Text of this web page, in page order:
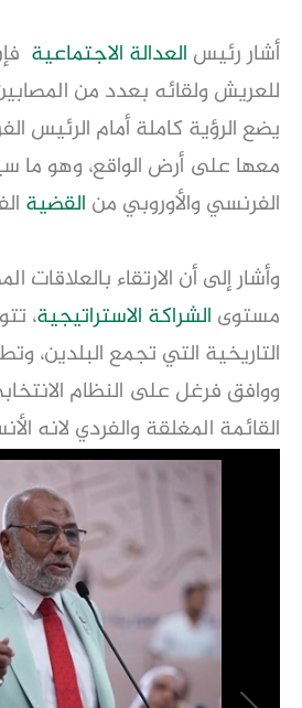
أشار رئيس العدالة الاجتماعية
للعريش ولقائه بعدد من
يضع الرؤية كاملة أمام الرئيس
معها على أرض الواقع، وهو ما
الفرنسي والأوروبي من القضية
وأشار إلى أن الارتقاء بالعلاقات
مستوى الشراكة الاستراتيجية،
التاريخية التي تجمع البلدين،
ووافق فرغل على النظام
القائمة المغلقة والفردي لانه